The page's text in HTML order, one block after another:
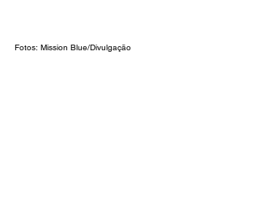
Fotos: Mission Blue/Divulgação